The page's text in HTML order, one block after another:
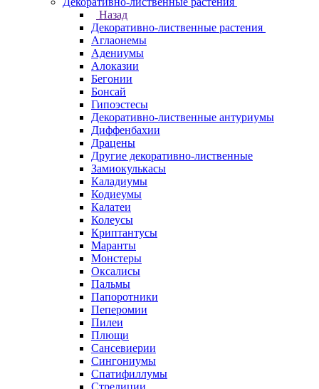
Назад
Декоративно-лиственные растения
Аглаонемы
Адениумы
Алоказии
Бегонии
Бонсай
Гипоэстесы
Декоративно-лиственные антуриумы
Диффенбахии
Драцены
Другие декоративно-лиственные
Замиокулькасы
Каладиумы
Кодиеумы
Калатеи
Колеусы
Криптантусы
Маранты
Монстеры
Оксалисы
Пальмы
Папоротники
Пеперомии
Пилеи
Плющи
Сансевиерии
Сингониумы
Спатифиллумы
Стрелиции